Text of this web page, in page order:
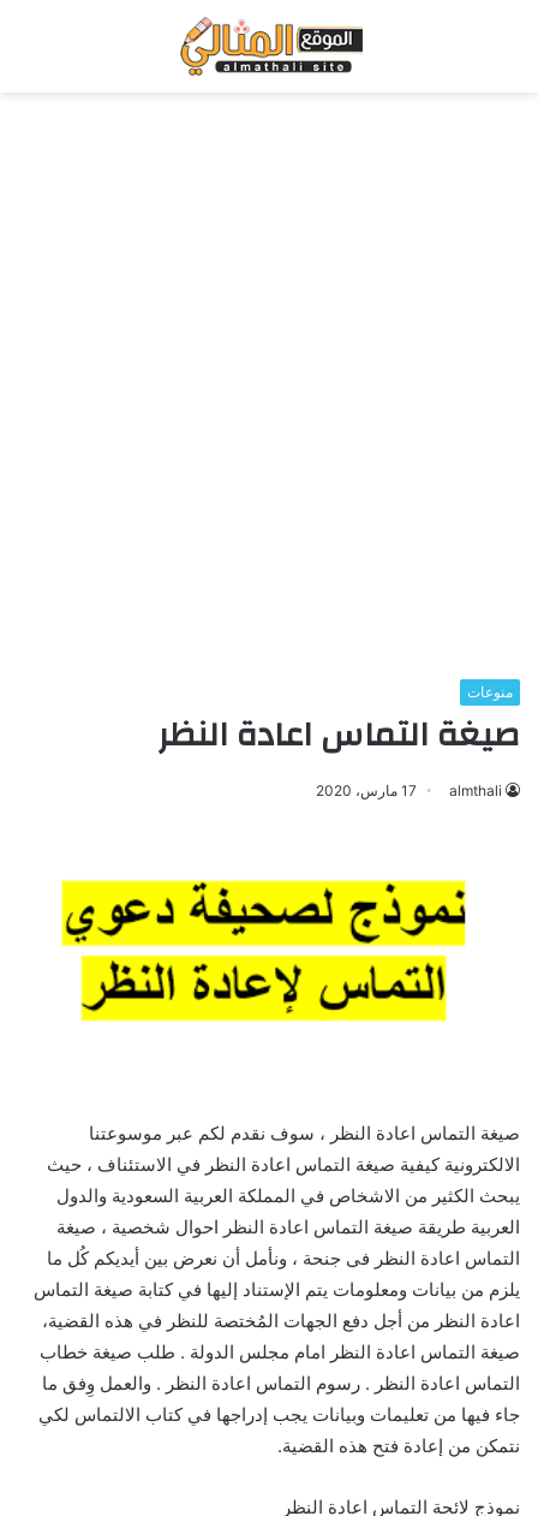
منوعات
صيغة التماس اعادة النظر
almthali 17 مارس، 2020
صيغة التماس اعادة النظر ، سوف نقدم لكم عبر موسوعتنا
الالكترونية كيفية صيغة التماس اعادة النظر في الاستئناف ، حيث
يبحث الكثير من الاشخاص في المملكة العربية السعودية والدول
العربية طريقة صيغة التماس اعادة النظر احوال شخصية ، صيغة
التماس اعادة النظر فى جنحة ، ونأمل أن نعرض بين أيديكم كُل ما
يلزم من بيانات ومعلومات يتم الإستناد إليها في كتابة صيغة التماس
اعادة النظر من أجل دفع الجهات المُختصة للنظر في هذه القضية،
صيغة التماس اعادة النظر امام مجلس الدولة . طلب صيغة خطاب
التماس اعادة النظر . رسوم التماس اعادة النظر . والعمل وِفق ما
جاء فيها من تعليمات وبيانات يجب إدراجها في كتاب الالتماس لكي
نتمكن من إعادة فتح هذه القضية.
نموذج لائحة التماس اعادة النظر